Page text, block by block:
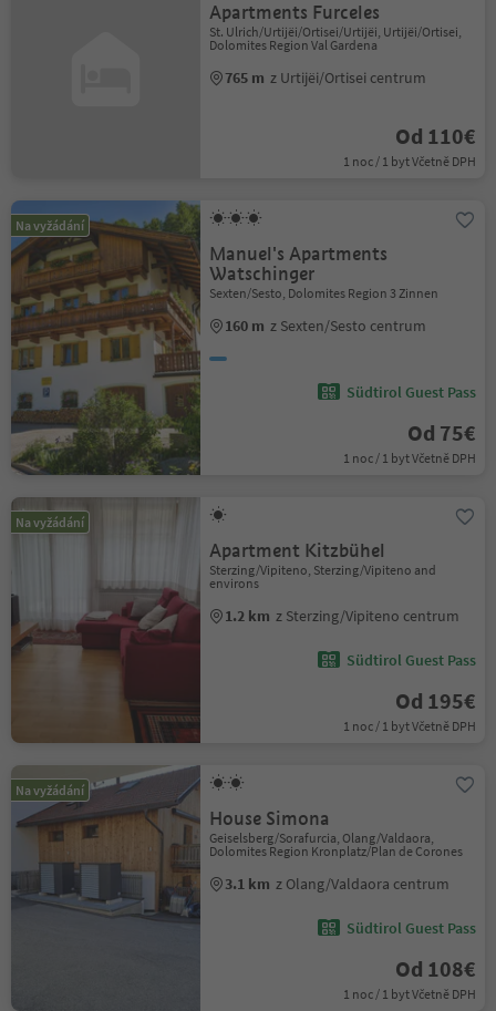
Apartments Furceles
St. Ulrich/Urtijëi/Ortisei/Urtijëi, Urtijëi/Ortisei,
Dolomites Region Val Gardena
765 m z Urtijëi/Ortisei centrum
Od 110€
1 noc / 1 byt Včetně DPH
Na vyžádání
Manuel's Apartments
Watschinger
Sexten/Sesto, Dolomites Region 3 Zinnen
160 m z Sexten/Sesto centrum
Südtirol Guest Pass
Od 75€
1 noc / 1 byt Včetně DPH
Na vyžádání
Apartment Kitzbühel
Sterzing/Vipiteno, Sterzing/Vipiteno and
environs
1.2 km z Sterzing/Vipiteno centrum
Südtirol Guest Pass
Od 195€
1 noc / 1 byt Včetně DPH
Na vyžádání
House Simona
Geiselsberg/Sorafurcia, Olang/Valdaora,
Dolomites Region Kronplatz/Plan de Corones
3.1 km z Olang/Valdaora centrum
Südtirol Guest Pass
Od 108€
1 noc / 1 byt Včetně DPH